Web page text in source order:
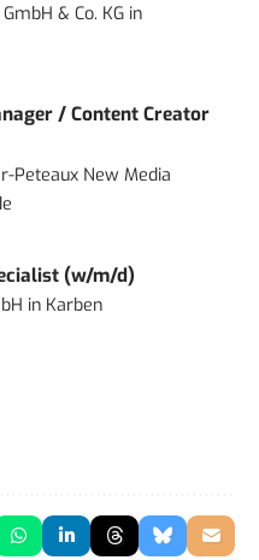
& Co. KG in
/ Content Creator
Peteaux New Media
(w/m/d)
in Karben